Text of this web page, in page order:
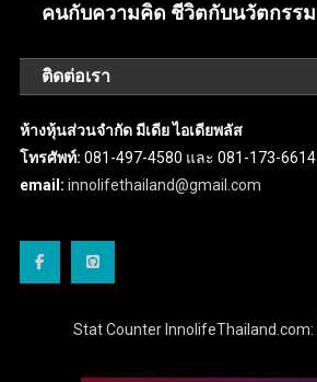
คนกับความคิด ชีวิตกับนวัตกรรม
ติดต่อเรา
ห้างหุ้นส่วนจำกัด มีเดีย ไอเดียพลัส
โทรศัพท์: 081-497-4580 และ 081-173-6614
email: innolifethailand@gmail.com
Stat Counter InnolifeThailand.com: